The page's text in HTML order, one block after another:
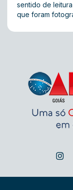
sentido de
que foram